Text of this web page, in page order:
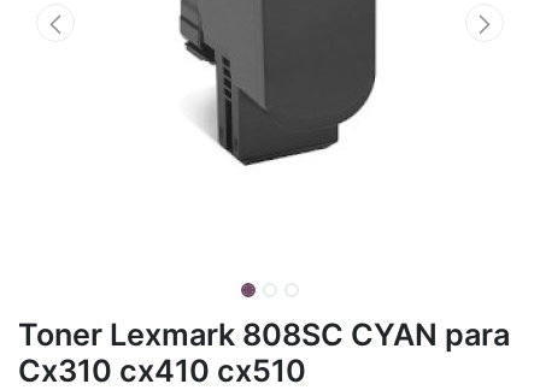
Toner Lexmark 808SC CYAN para
Cx310 cx410 cx510